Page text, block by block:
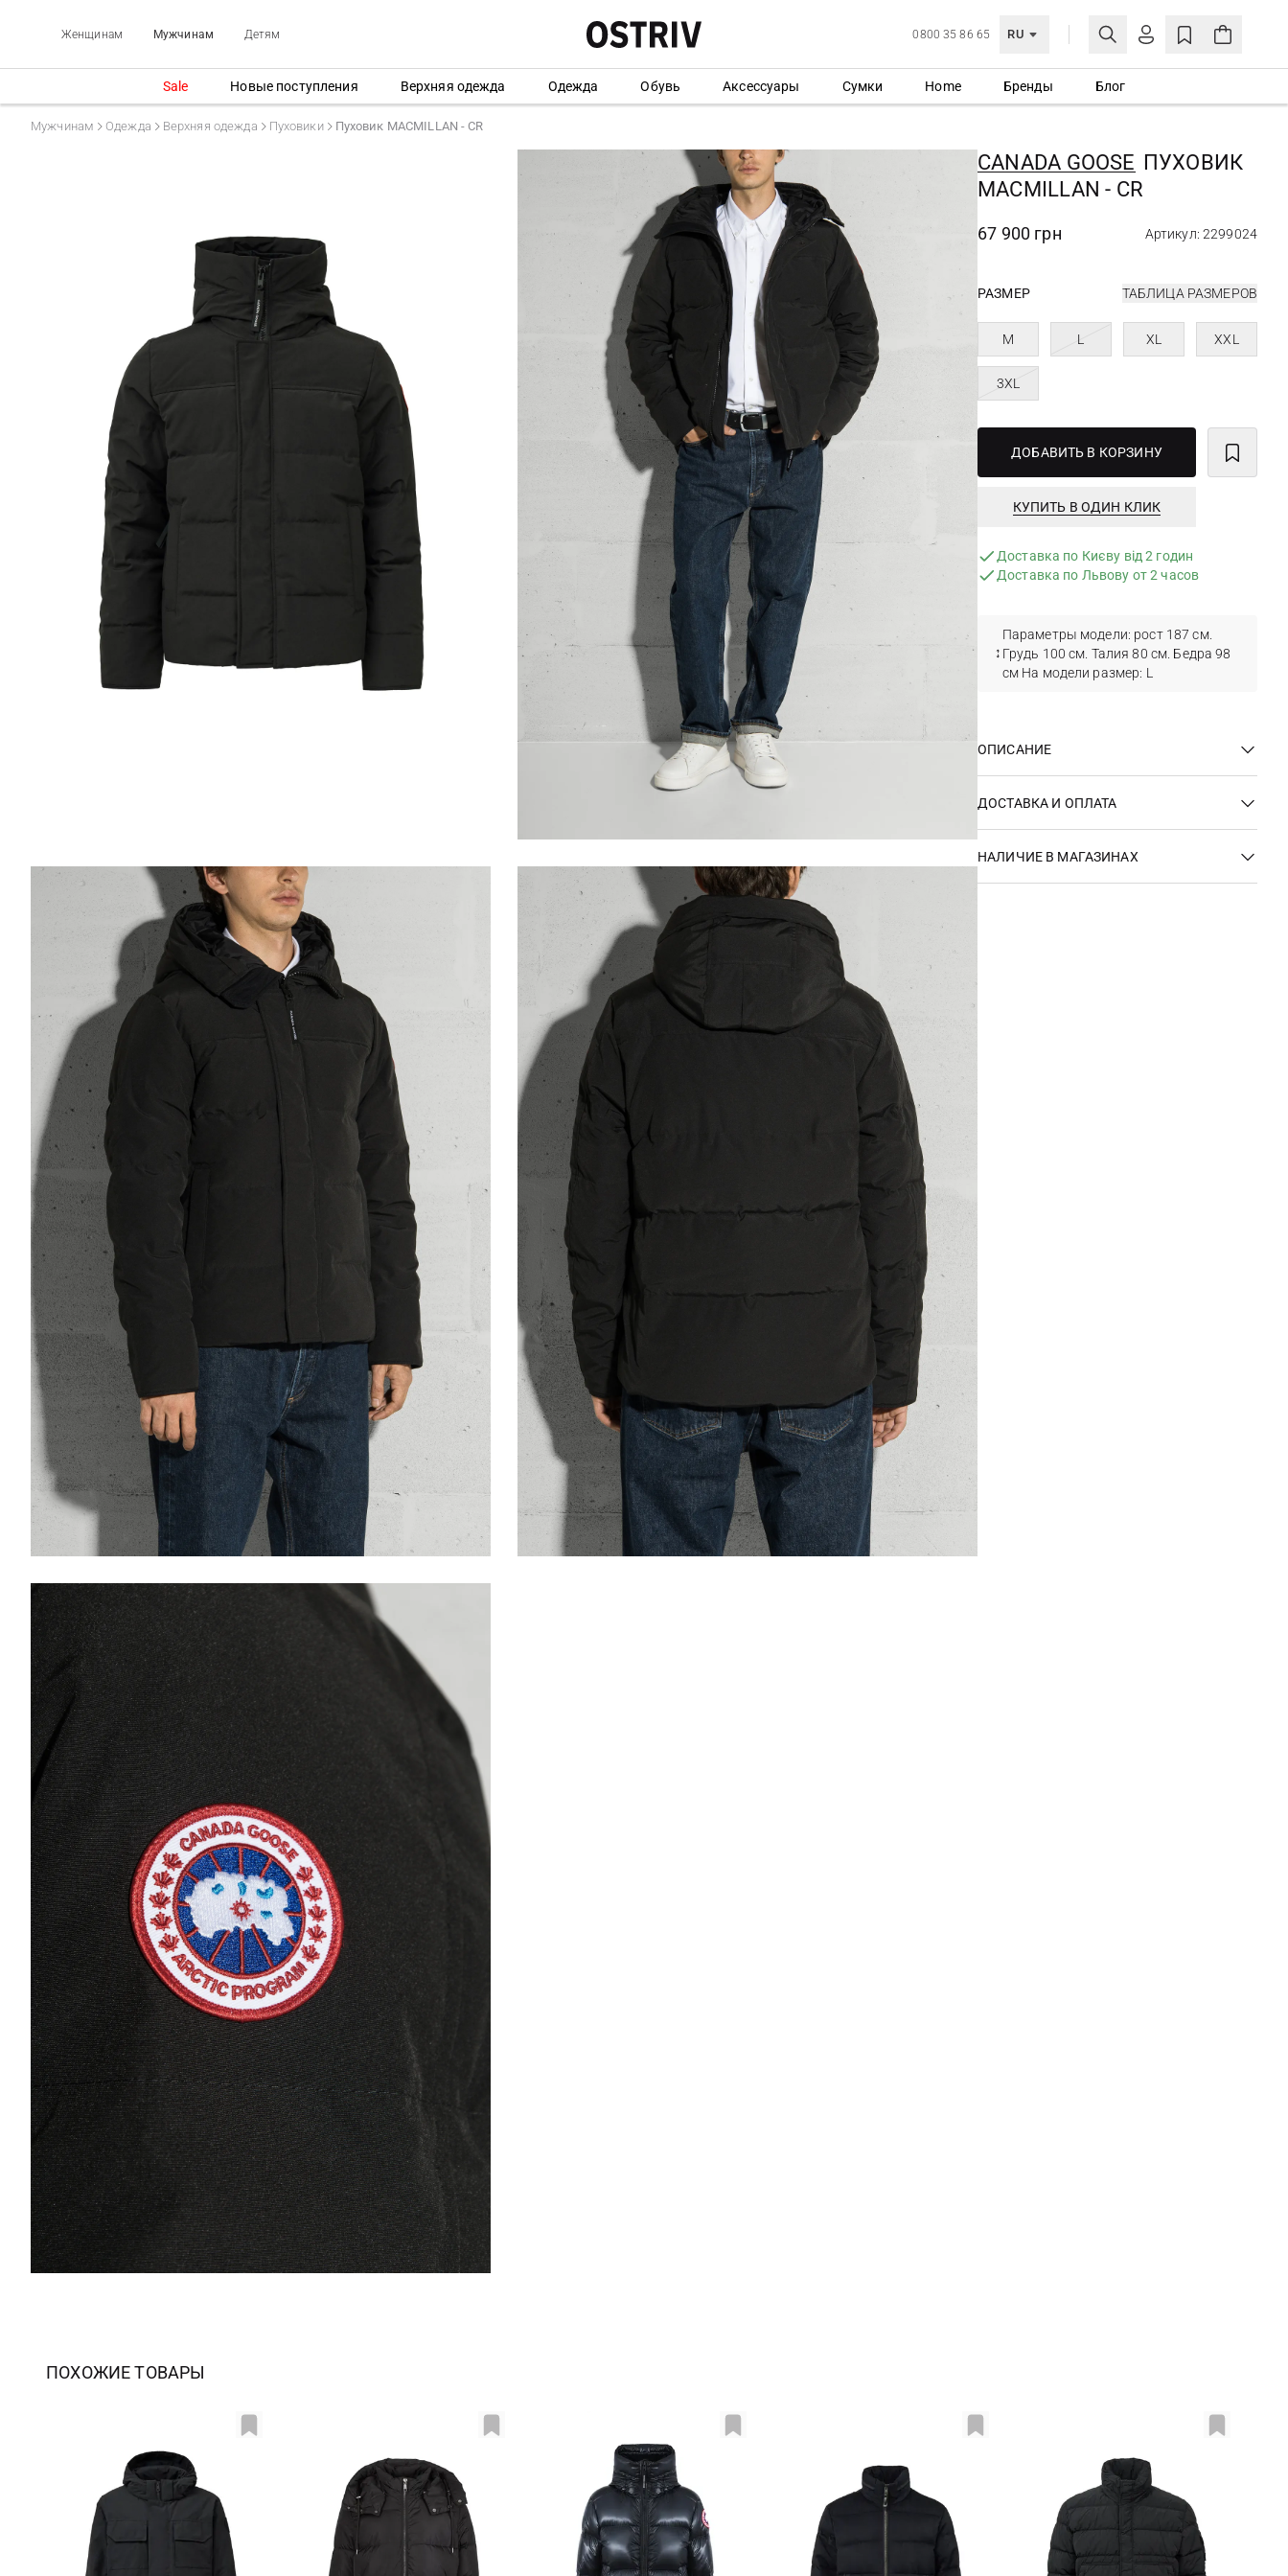
Женщинам Мужчинам Детям 0800 35 86 65 RU
ЛИЧНЫЙ КАБИНЕТ
Еще не зарегистрированы?
СОЗДАТЬ УЧЕТНУЮ ЗАПИСЬ
Sale Новые поступления Верхняя одежда Одежда Обувь Аксессуары Сумки Home Бренды Блог
Мужчинам Одежда Верхняя одежда Пуховики Пуховик MACMILLAN - CR
CANADA GOOSE ПУХОВИК
MACMILLAN - CR
67 900 грн Артикул: 2299024
РАЗМЕР ТАБЛИЦА РАЗМЕРОВ
M L XL XXL
3XL
ДОБАВИТЬ В КОРЗИНУ
КУПИТЬ В ОДИН КЛИК
Доставка по Києву від 2 годин
Доставка по Львову от 2 часов
Параметры модели: рост 187 см.
Грудь 100 см. Талия 80 см. Бедра 98
см На модели размер: L
ОПИСАНИЕ
ДОСТАВКА И ОПЛАТА
НАЛИЧИЕ В МАГАЗИНАХ
ПОХОЖИЕ ТОВАРЫ